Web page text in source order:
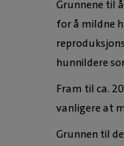
Grunnene til
for å mildne
hunnildere
Fram til ca.
vanligere at
Grunnen til